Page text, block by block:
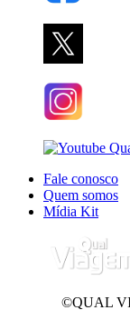
Fale conosco
Quem somos
Mídia Kit
©QUAL